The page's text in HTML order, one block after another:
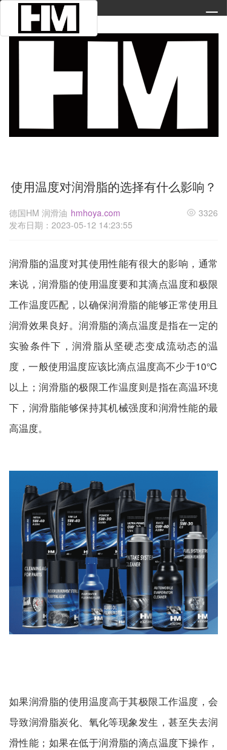
T
g
o
使用温度对润滑脂的选择有什么影响？
德国HM 润滑油 hmhoya.com
发布日期：2023-05-12 14:23:55
3326
润滑脂的温度对其使用性能有很大的影响，通常
来说，润滑脂的使用温度要和其滴点温度和极限
工作温度匹配，以确保润滑脂的能够正常使用且
润滑效果良好。润滑脂的滴点温度是指在一定的
实验条件下，润滑脂从坚硬态变成流动态的温
度，一般使用温度应该比滴点温度高不少于10℃
以上；润滑脂的极限工作温度则是指在高温环境
下，润滑脂能够保持其机械强度和润滑性能的最
高温度。
如果润滑脂的使用温度高于其极限工作温度，会
导致润滑脂炭化、氧化等现象发生，甚至失去润
滑性能；如果在低于润滑脂的滴点温度下操作，